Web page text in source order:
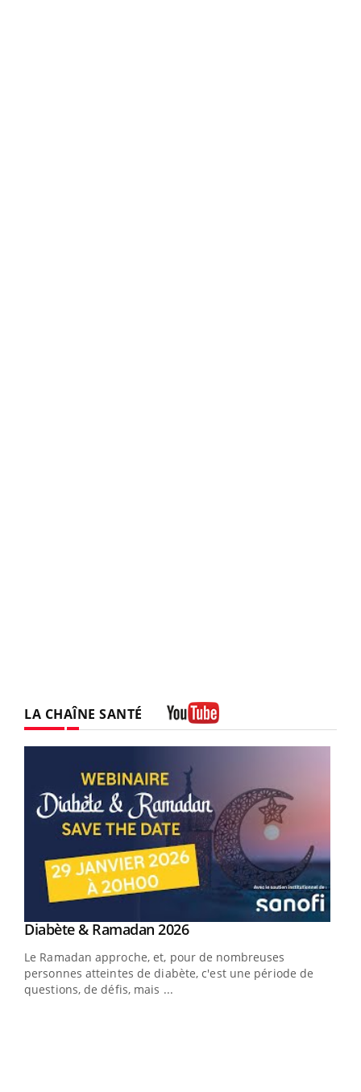
LA CHAÎNE SANTÉ
Youtube
Diabète & Ramadan 2026Youtube
Le Ramadan approche, et, pour de nombreuses
personnes atteintes de diabète, c'est une période de
questions, de défis, mais ...